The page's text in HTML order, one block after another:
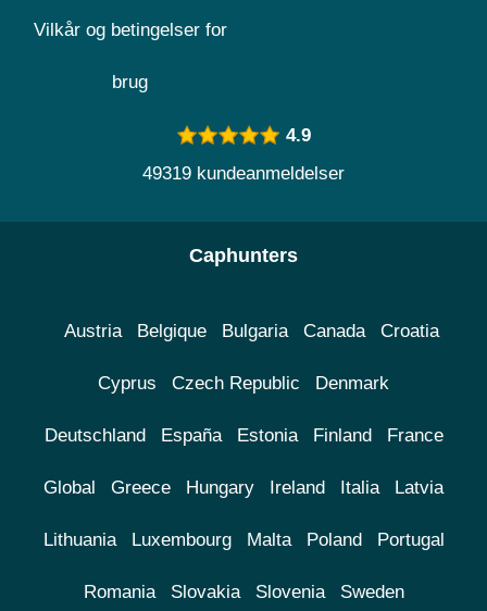
Vilkår og betingelser for
brug
4.9
49319 kundeanmeldelser
Caphunters
Austria Belgique Bulgaria Canada Croatia
Cyprus Czech Republic Denmark
Deutschland España Estonia Finland France
Global Greece Hungary Ireland Italia Latvia
Lithuania Luxembourg Malta Poland Portugal
Romania Slovakia Slovenia Sweden